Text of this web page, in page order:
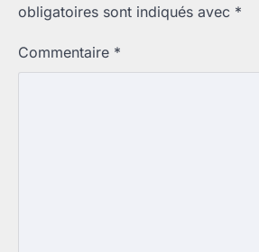
obligatoires sont indiqués avec *
Commentaire *